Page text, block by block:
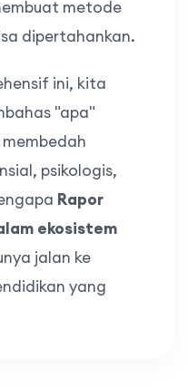
metode
dipertahankan.
ini, kita
"apa"
psikologis,
Rapor
ekosistem
jalan ke
yang